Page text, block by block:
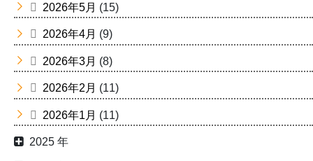
2026年5月 (15)
2026年4月 (9)
2026年3月 (8)
2026年2月 (11)
2026年1月 (11)
2025 年